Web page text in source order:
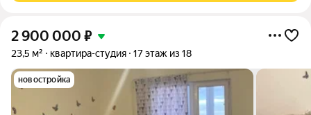
2 900 000 ₽
23,5 м² квартира-студия 17 этаж из 18
новостройка